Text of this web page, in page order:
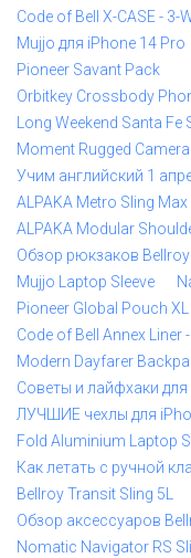
Code of Bell X-CASE - 3-
Mujjo для iPhone 14 Pro
Pioneer Savant Pack
Orbitkey Crossbody
Long Weekend Santa Fe
Moment Rugged Camera
Учим английский 1
ALPAKA Metro Sling Max
ALPAKA Modular
Обзор рюкзаков
Mujjo Laptop Sleeve
Pioneer Global Pouch XL
Code of Bell Annex Liner
Modern Dayfarer
Советы и лайфхаки
ЛУЧШИЕ чехлы для
Fold Aluminium Laptop
Как летать с ручной
Bellroy Transit Sling 5L
Обзор аксессуаров
Nomatic Navigator RS